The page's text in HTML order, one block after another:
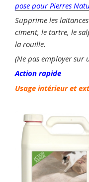
pose pour Pierres
Supprime les
ciment, le tartre, le
la rouille.
(Ne pas employer
Action rapide
Usage intérieur et